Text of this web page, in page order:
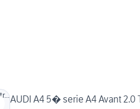
AUDI A4 5� serie A4 Avant 2.0